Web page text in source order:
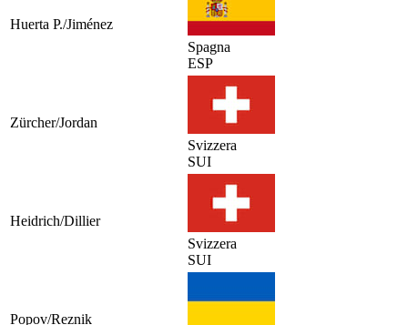
Huerta P./Jiménez
Spagna
ESP
Zürcher/Jordan
Svizzera
SUI
Heidrich/Dillier
Svizzera
SUI
Popov/Reznik